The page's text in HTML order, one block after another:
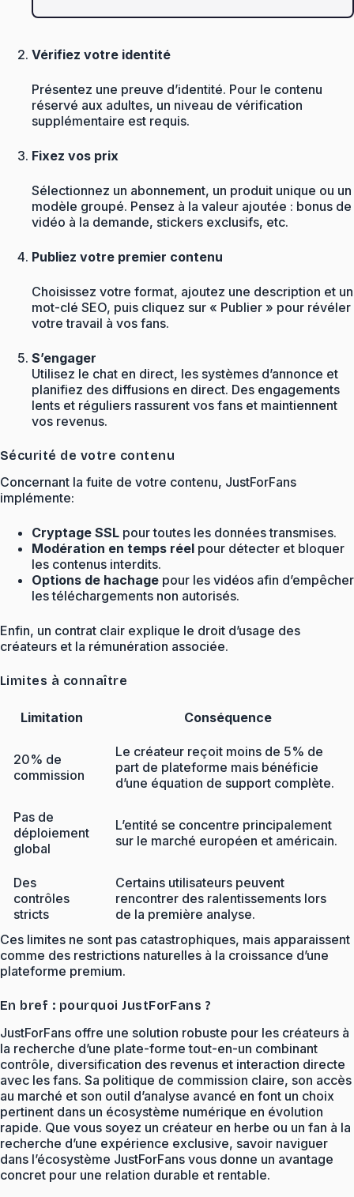
Vérifiez votre identité
Présentez une preuve d’identité. Pour le contenu
réservé aux adultes, un niveau de vérification
supplémentaire est requis.
Fixez vos prix
Sélectionnez un abonnement, un produit unique ou un
modèle groupé. Pensez à la valeur ajoutée : bonus de
vidéo à la demande, stickers exclusifs, etc.
Publiez votre premier contenu
Choisissez votre format, ajoutez une description et un
mot-clé SEO, puis cliquez sur « Publier » pour révéler
votre travail à vos fans.
S’engager
Utilisez le chat en direct, les systèmes d’annonce et
planifiez des diffusions en direct. Des engagements
lents et réguliers rassurent vos fans et maintiennent
vos revenus.
Sécurité de votre contenu
Concernant la fuite de votre contenu, JustForFans
implémente:
Cryptage SSL pour toutes les données transmises.
Modération en temps réel pour détecter et bloquer
les contenus interdits.
Options de hachage pour les vidéos afin d’empêcher
les téléchargements non autorisés.
Enfin, un contrat clair explique le droit d’usage des
créateurs et la rémunération associée.
Limites à connaître
Limitation Conséquence
20% de
commission
Le créateur reçoit moins de 5% de
part de plateforme mais bénéficie
d’une équation de support complète.
Pas de
déploiement
global
L’entité se concentre principalement
sur le marché européen et américain.
Des
contrôles
stricts
Certains utilisateurs peuvent
rencontrer des ralentissements lors
de la première analyse.
Ces limites ne sont pas catastrophiques, mais apparaissent
comme des restrictions naturelles à la croissance d’une
plateforme premium.
En bref : pourquoi JustForFans ?
JustForFans offre une solution robuste pour les créateurs à
la recherche d’une plate-forme tout-en-un combinant
contrôle, diversification des revenus et interaction directe
avec les fans. Sa politique de commission claire, son accès
au marché et son outil d’analyse avancé en font un choix
pertinent dans un écosystème numérique en évolution
rapide. Que vous soyez un créateur en herbe ou un fan à la
recherche d’une expérience exclusive, savoir naviguer
dans l’écosystème JustForFans vous donne un avantage
concret pour une relation durable et rentable.